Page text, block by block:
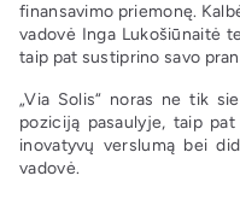
finansavimo priemonę.
vadovė Inga Lukošiūnaitė
taip pat sustiprino savo
„Via Solis“ noras ne tik
poziciją pasaulyje, taip
inovatyvų verslumą bei
vadovė.